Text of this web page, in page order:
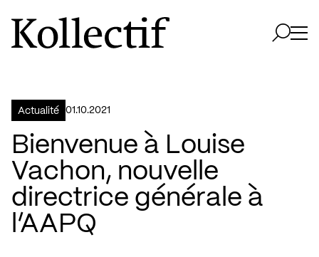
Aller à la page d'accueil
Logo Kollectif
Actualité 01.10.2021
Bienvenue à Louise
Vachon, nouvelle
directrice générale à
l’AAPQ